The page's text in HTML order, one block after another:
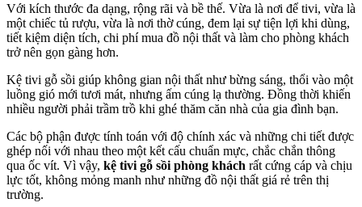
Với kích thước đa dạng, rộng rãi và bề thế. Vừa là nơi để tivi, vừa là
một chiếc tủ rượu, vừa là nơi thờ cúng, đem lại sự tiện lợi khi dùng,
tiết kiệm diện tích, chi phí mua đồ nội thất và làm cho phòng khách
trở nên gọn gàng hơn.
Kệ tivi gỗ sồi giúp không gian nội thất như bừng sáng, thổi vào một
luồng gió mới tươi mát, nhưng ấm cúng lạ thường. Đồng thời khiến
nhiều người phải trầm trồ khi ghé thăm căn nhà của gia đình bạn.
Các bộ phận được tính toán với độ chính xác và những chi tiết được
ghép nối với nhau theo một kết cấu chuẩn mực, chắc chắn thông
qua ốc vít. Vì vậy, kệ tivi gỗ sồi phòng khách rất cứng cáp và chịu
lực tốt, không mỏng manh như những đồ nội thất giá rẻ trên thị
trường.